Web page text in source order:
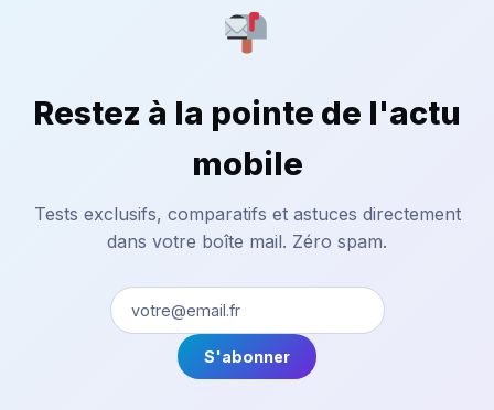
Restez à la pointe de l'actu
mobile
Tests exclusifs, comparatifs et astuces directement
dans votre boîte mail. Zéro spam.
S'abonner